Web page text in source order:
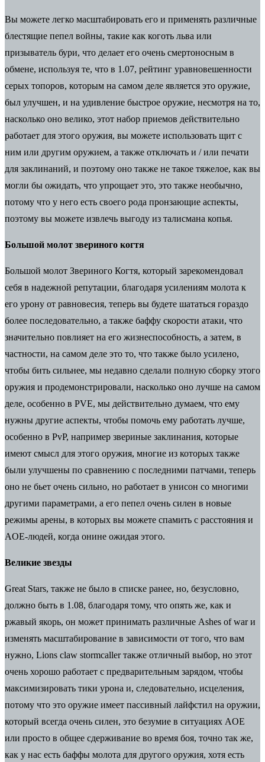
Вы можете легко масштабировать его и применять различные
блестящие пепел войны, такие как коготь льва или
призыватель бури, что делает его очень смертоносным в
обмене, используя те, что в 1.07, рейтинг уравновешенности
серых топоров, которым на самом деле является это оружие,
был улучшен, и на удивление быстрое оружие, несмотря на то,
насколько оно велико, этот набор приемов действительно
работает для этого оружия, вы можете использовать щит с
ним или другим оружием, а также отключать и / или печати
для заклинаний, и поэтому оно также не такое тяжелое, как вы
могли бы ожидать, что упрощает это, это также необычно,
потому что у него есть своего рода пронзающие аспекты,
поэтому вы можете извлечь выгоду из талисмана копья.
Большой молот звериного когтя
Большой молот Звериного Когтя, который зарекомендовал
себя в надежной репутации, благодаря усилениям молота к
его урону от равновесия, теперь вы будете шататься гораздо
более последовательно, а также баффу скорости атаки, что
значительно повлияет на его жизнеспособность, а затем, в
частности, на самом деле это то, что также было усилено,
чтобы бить сильнее, мы недавно сделали полную сборку этого
оружия и продемонстрировали, насколько оно лучше на самом
деле, особенно в PVE, мы действительно думаем, что ему
нужны другие аспекты, чтобы помочь ему работать лучше,
особенно в PvP, например звериные заклинания, которые
имеют смысл для этого оружия, многие из которых также
были улучшены по сравнению с последними патчами, теперь
оно не бьет очень сильно, но работает в унисон со многими
другими параметрами, а его пепел очень силен в новые
режимы арены, в которых вы можете спамить с расстояния и
AOE-людей, когда онине ожидая этого.
Великие звезды
Great Stars, также не было в списке ранее, но, безусловно,
должно быть в 1.08, благодаря тому, что опять же, как и
ржавый якорь, он может принимать различные Ashes of war и
изменять масштабирование в зависимости от того, что вам
нужно, Lions claw stormcaller также отличный выбор, но этот
очень хорошо работает с предварительным зарядом, чтобы
максимизировать тики урона и, следовательно, исцеления,
потому что это оружие имеет пассивный лайфстил на оружии,
который всегда очень силен, это безумие в ситуациях AOE
или просто в общее сдерживание во время боя, точно так же,
как у нас есть баффы молота для другого оружия, хотя есть